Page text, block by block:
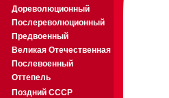
Дореволюционный
Послереволюционный
Предвоенный
Великая Отечественная
Послевоенный
Оттепель
Поздний СССР